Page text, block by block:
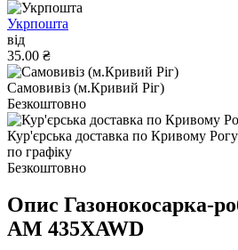
Укрпошта
від
35.00 ₴
Самовивіз (м.Кривий Ріг)
Безкоштовно
Кур'єрська доставка по Кривому Рогу
по графіку
Безкоштовно
Опис Газонокосарка-
AM 435XAWD